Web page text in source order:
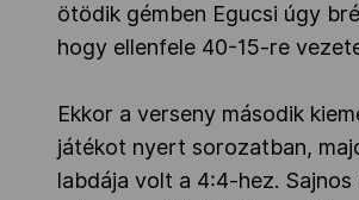
ötödik gémben Egucsi úgy
hogy ellenfele 40-15-re
Ekkor a verseny második
játékot nyert sorozatban,
labdája volt a 4:4-hez. Sajnos